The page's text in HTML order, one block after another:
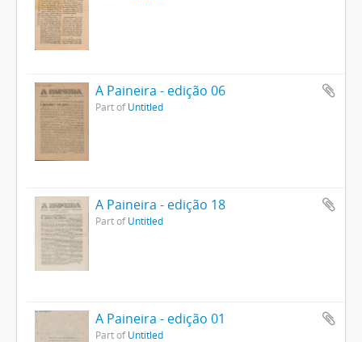
A Paineira - edição 06
Part ofUntitled
A Paineira - edição 18
Part ofUntitled
A Paineira - edição 01
Part ofUntitled